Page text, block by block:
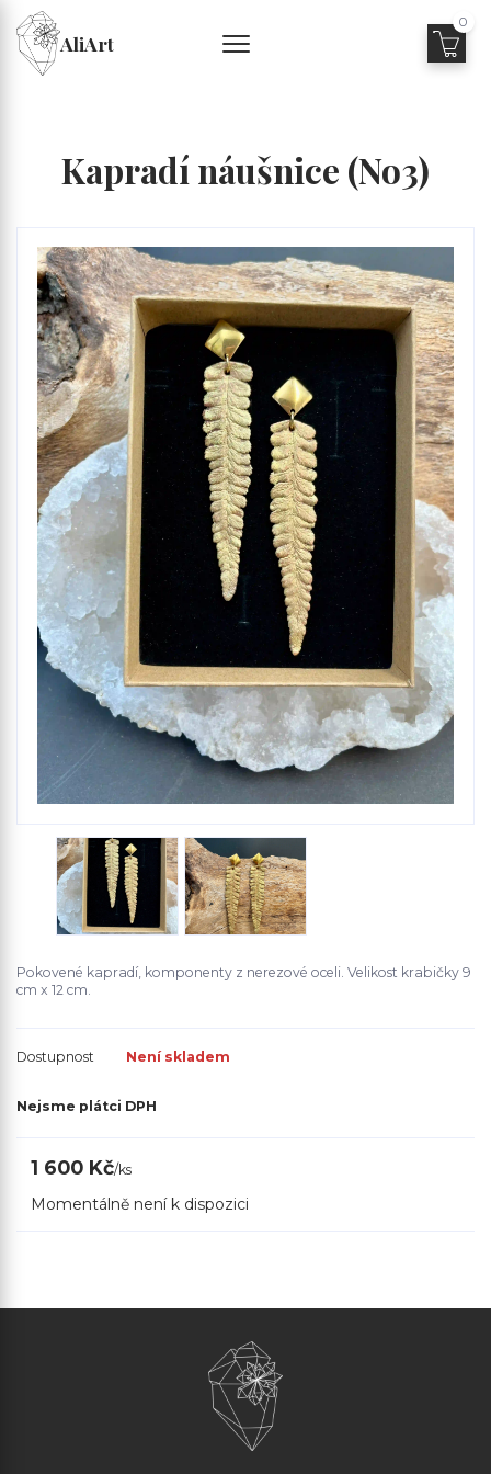
AliArt
0
Kapradí náušnice (No3)
Pokovené kapradí, komponenty z nerezové oceli. Velikost krabičky 9
cm x 12 cm.
Dostupnost Není skladem
Nejsme plátci DPH
1 600 Kč/ks
Momentálně není k dispozici